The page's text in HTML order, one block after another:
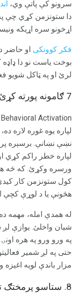
سرونو کې پاتې وي،
دا ستونزمن کړي چې
اړخونو سره اړیکه
فکر کوونکی او حاضر
بوخت یاست نو دا
لرئ او په ټاکل شویو
7 ګامونه پورته کړئ
لپاره یوه غوره لاره
نښې نښانې. برسېره
لپاره خطر راکم کړي
ورسره وکړئ. که څه
کول ستونزمن کار
هڅونې یا د لوړې کچې
له همدې امله، مهمه
شیان واخلئ. یوازې لږ
په ورو ورو په هره
حتی په لږ شمیر
مزار باندې لویه اغیزه
8. ستاسو پرمختګ ته انعام ورکول